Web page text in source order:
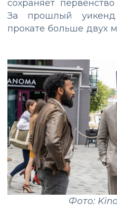
сохраняет
За прошлый
прокате больше двух
Фото: